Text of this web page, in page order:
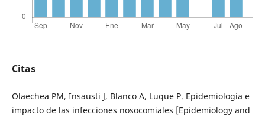
Citas
Olaechea PM, Insausti J, Blanco A, Luque P. Epidemiología e
impacto de las infecciones nosocomiales [Epidemiology and